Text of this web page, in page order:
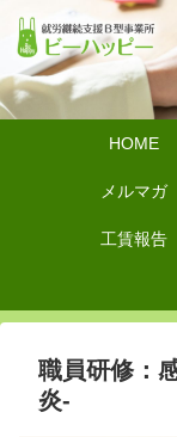
HOME
メルマガ
工賃報告
職員研修：
炎-